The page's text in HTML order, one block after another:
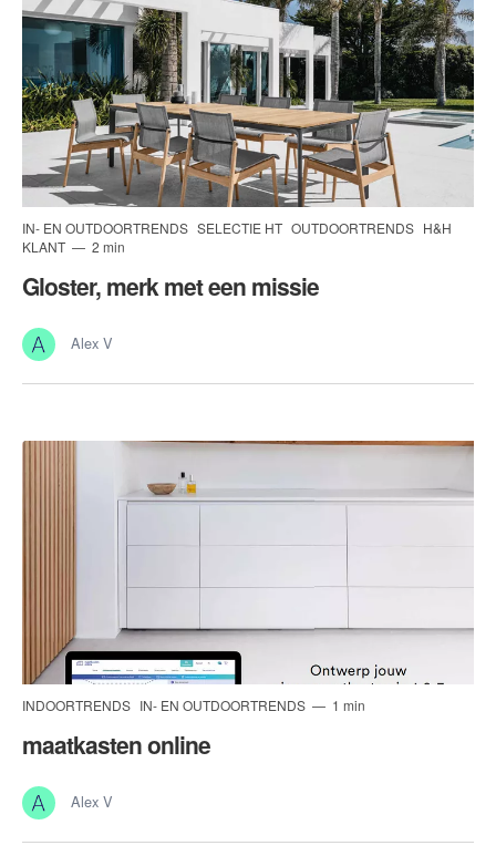
IN- EN OUTDOORTRENDS SELECTIE HT OUTDOORTRENDS H&H
KLANT
2 min
Gloster, merk met een missie
Alex V
INDOORTRENDS IN- EN OUTDOORTRENDS 1 min
maatkasten online
Alex V